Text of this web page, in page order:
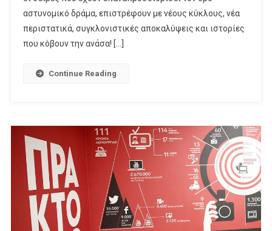
Και
«9-
1-
Star»
αστυνομικό δράμα, επιστρέφουν με νέους κύκλους, νέα
περιστατικά, συγκλονιστικές αποκαλύψεις και ιστορίες
που κόβουν την ανάσα! […]
Continue Reading